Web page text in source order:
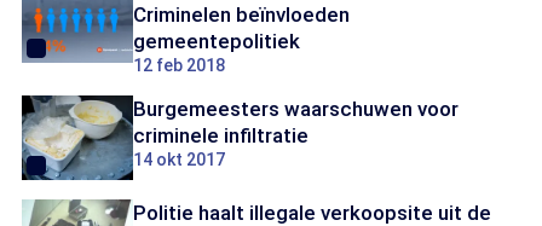
Criminelen beïnvloeden
gemeentepolitiek
12 feb 2018
Burgemeesters waarschuwen voor
criminele infiltratie
14 okt 2017
Politie haalt illegale verkoopsite uit de